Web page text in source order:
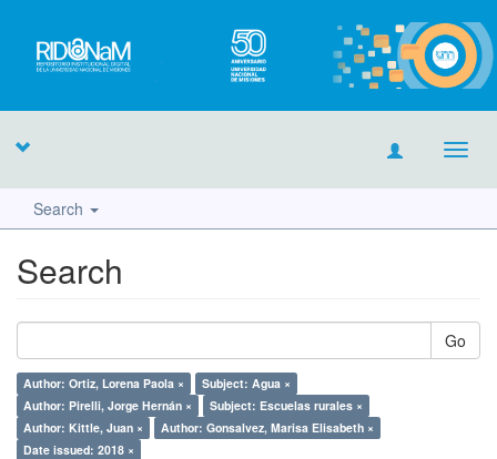
Search
Search
Go
Author: Ortiz, Lorena Paola ×
Subject: Agua ×
Author: Pirelli, Jorge Hernán ×
Subject: Escuelas rurales ×
Author: Kittle, Juan ×
Author: Gonsalvez, Marisa Elisabeth ×
Date issued: 2018 ×